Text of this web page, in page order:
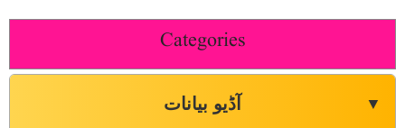
Categories
آڈیو بیانات ▼